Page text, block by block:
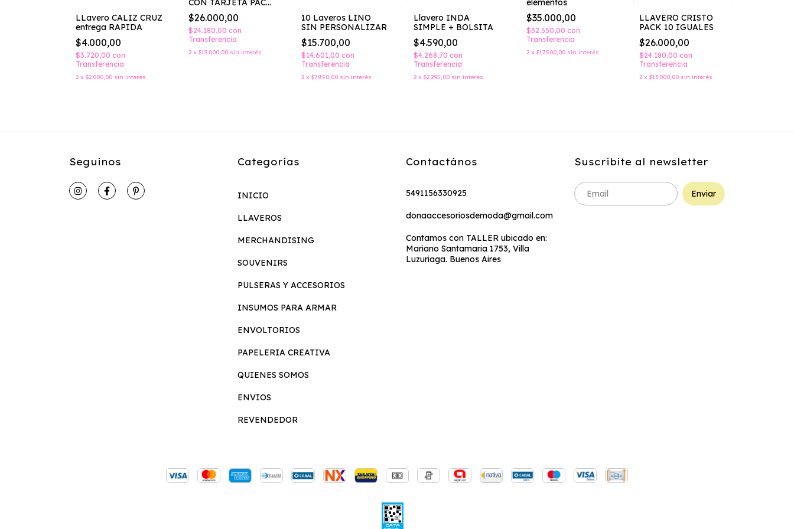
LLavero CALIZ CRUZ
entrega RAPIDA
$4.000,00
$3.720,00 con
Transferencia
2 x $2.000,00 sin interés
CON TARJETA PACK
10 IGUALES
$26.000,00
$24.180,00 con
Transferencia
2 x $13.000,00 sin interés
10 Laveros LINO
SIN PERSONALIZAR
$15.700,00
$14.601,00 con
Transferencia
2 x $7.850,00 sin interés
Llavero INDA
SIMPLE + BOLSITA
$4.590,00
$4.268,70con
Transferencia
2 x$2.295,00 sin interés
elementos
$35.000,00
$32.550,00con
Transferencia
2 x$17.500,00 sin interés
LLAVERO CRISTO
PACK 10 IGUALES
$26.000,00
$24.180,00con
Transferencia
2 x$13.000,00 sin interés
Seguinos Categorías
INICIO
LLAVEROS
MERCHANDISING
SOUVENIRS
PULSERAS Y ACCESORIOS
INSUMOS PARA ARMAR
ENVOLTORIOS
PAPELERIA CREATIVA
QUIENES SOMOS
ENVIOS
REVENDEDOR
Contactános
5491156330925
donaaccesoriosdemoda@gmail.com
Contamos con TALLER ubicado en:
Mariano Santamaria 1753, Villa
Luzuriaga. Buenos Aires
Suscribite al newsletter